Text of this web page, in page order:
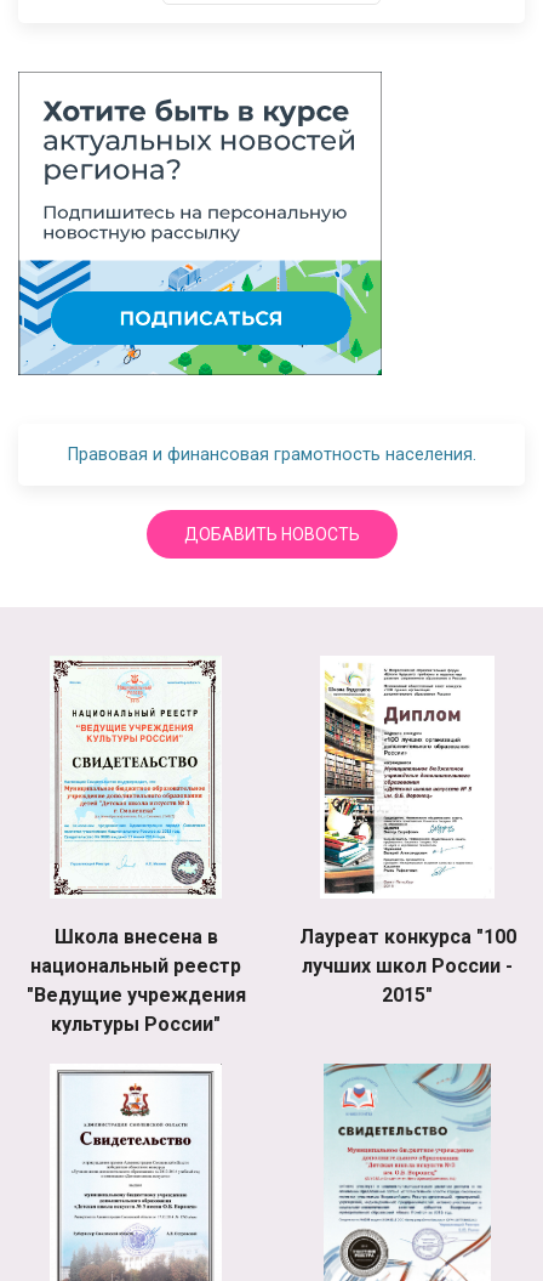
Правовая и финансовая грамотность населения.
ДОБАВИТЬ НОВОСТЬ
Школа внесена в
национальный реестр
"Ведущие учреждения
культуры России"
Лауреат конкурса "100
лучших школ России -
2015"